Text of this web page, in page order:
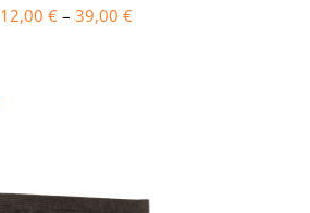
12,00 € – 39,00 €